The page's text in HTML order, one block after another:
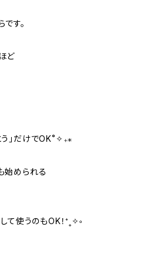
す。
ど
」だけでOK˚✧₊⁎
始められる
て使うのもOK！⁺˳✧༚